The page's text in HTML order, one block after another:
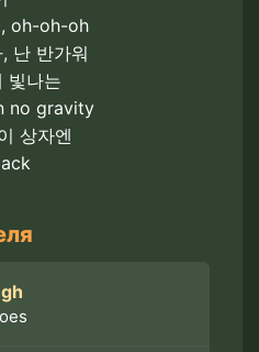
oh-oh-oh
난 반가워
빛나는
no gravity
상자엔